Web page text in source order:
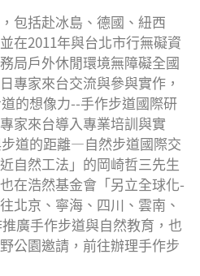
包括赴冰島、德國、紐西
在2011年與台北市行無礙資
局戶外休閒環境無障礙全國
專家來台交流與參與實作，
的想像力--手作步道國際研
家來台導入專業培訓與實
道的距離—自然步道國際交
自然工法」的岡崎哲三先生
在浩然基金會「另立全球化-
北京、寧海、四川、雲南、
廣手作步道與自然教育，也
公園邀請，前往辦理手作步